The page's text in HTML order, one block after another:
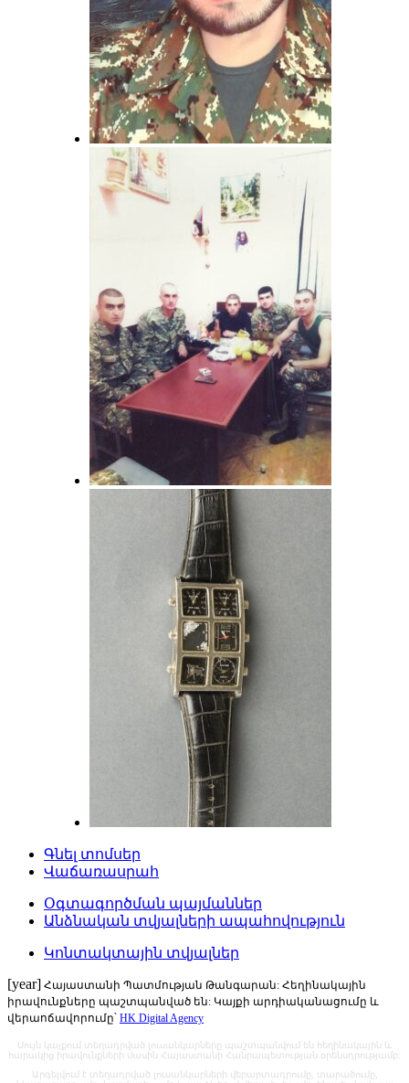
Գնել տոմսեր
Վաճառասրահ
Օգտագործման պայմաններ
Անձնական տվյալների ապահովություն
Կոնտակտային տվյալներ
[year] Հայաստանի Պատմության Թանգարան: Հեղինակային
իրավունքները պաշտպանված են: Կայքի արդիականացումը և
վերաոճավորումը՝ HK Digital Agency
Սույն կայքում տեղադրված լուսանկարները պաշտպանվում են հեղինակային և
հարակից իրավունքների մասին Հայաստանի Հանրապետության օրենսդրությամբ:
Արգելվում է տեղադրված լուսանկարների վերարտադրումը, տարածումը,